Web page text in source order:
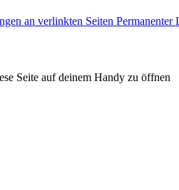
an verlinkten Seiten Permanenter
Seite auf deinem Handy zu öffnen